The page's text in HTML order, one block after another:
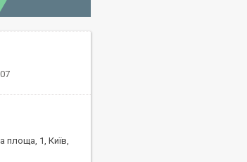
площа, 1, Київ,